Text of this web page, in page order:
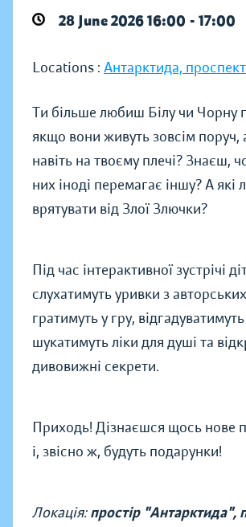
28 June 2026 16:00 - 17:00
Locations : Антарктида,
Ти більше любиш Білу чи Чорну
якщо вони живуть зовсім поруч,
навіть на твоєму плечі? Знаєш,
них іноді перемагає іншу? А які
врятувати від Злої Злючки?
Під час інтерактивної зустрічі
слухатимуть уривки з
гратимуть у гру,
шукатимуть ліки для душі та
дивовижні секрети.
Приходь! Дізнаєшся щось нове
і, звісно ж, будуть подарунки!
Локація:простір "Антарктида",